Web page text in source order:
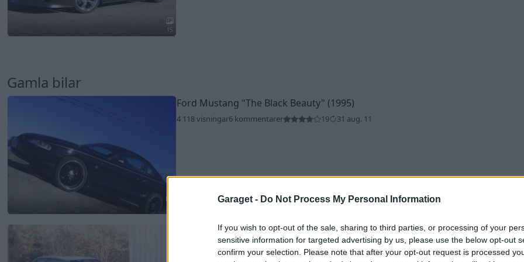
Garaget - Do Not Process My Personal Information
If you wish to opt-out of the sale, sharing to third parties, or processing of your
sensitive information for targeted advertising by us, please use the below opt-out
confirm your selection. Please note that after your opt-out request is processed
15
Gamla bilar
Ford Mustang "The Black Beauty" (1995)
4 118 visningar6 kommentarer 19 31 aug. 11
Opel Ascona B (1981)
5 kommentarer 15 8 jan. 11